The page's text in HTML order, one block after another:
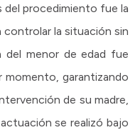
procedimiento fue la
controlar la situación sin
del menor de edad fue
momento, garantizando
de su madre,
se realizó bajo